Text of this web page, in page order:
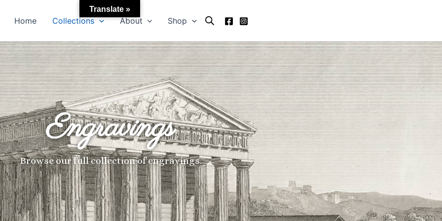
Home Collections About Shop
Engravings
Browse our full collection of engravings.
Translate »